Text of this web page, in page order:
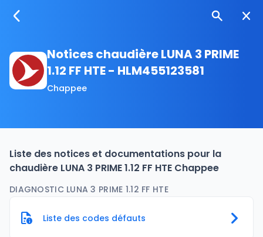
Notices chaudière LUNA 3 PRIME
1.12 FF HTE - HLM455123581
Chappee
Liste des notices et documentations pour la
chaudière LUNA 3 PRIME 1.12 FF HTE Chappee
DIAGNOSTIC LUNA 3 PRIME 1.12 FF HTE
Liste des codes défauts